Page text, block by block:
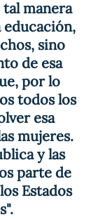
manera
educación,
sino
de esa
por lo
todos los
esa
mujeres.
y las
parte de
Estados